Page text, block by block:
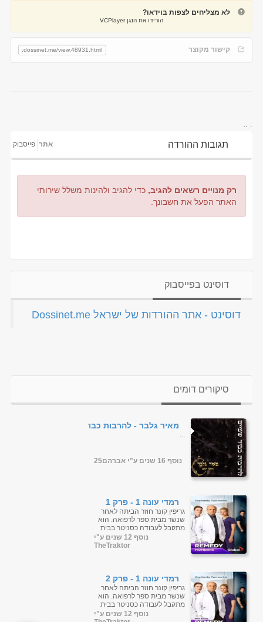
לא מצליחים לצפות בוידאו?
הורידו את הנגן VCPlayer
קישור מקוצר
תגובות ההורדה אתר פייסבוק
רק מנויים רשאים להגיב, כדי להגיב ולהינות משלל שירותי
האתר הפעל את חשבונך.
דוסינט בפייסבוק
‏דוסינט - אתר ההורדות של ישראל Dossinet.me‏
סיקורים דומים
מאיר גלבר - להרבות כבוד
נוסף 16 שנים ע"י אברהם25
רמדי עונה 1 - פרק 1
גריפין קונר חוזר הביתה לאחר
שנשר מבית ספר לרפואה. הוא
מתקבל לעבודה כסניטר בבית
החולים שבו אביו, מנהל בית
החולים, ואחיותיו, אחות
נוסף 12 שנים ע"י
TheTraktor
רמדי עונה 1 - פרק 2
גריפין קונר חוזר הביתה לאחר
שנשר מבית ספר לרפואה. הוא
מתקבל לעבודה כסניטר בבית
החולים שבו אביו, מנהל בית
נוסף 12 שנים ע"י